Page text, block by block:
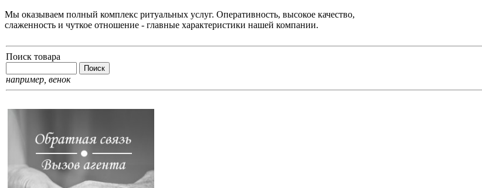
Мы оказываем полный комплекс ритуальных услуг. Оперативность, высокое качество,
слаженность и чуткое отношение - главные характеристики нашей компании.
Поиск товара
например, венок